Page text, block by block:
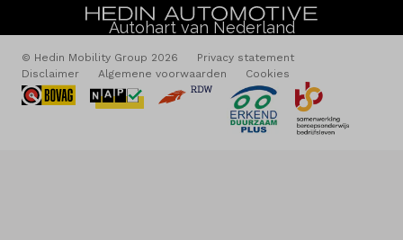
Autohart van Nederland
© Hedin Mobility Group 2026
Privacy statement
Disclaimer
Algemene voorwaarden Cookies